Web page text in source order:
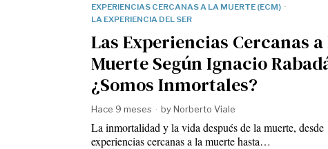
EXPERIENCIAS CERCANAS A LA MUERTE (ECM) ·
LA EXPERIENCIA DEL SER
Las Experiencias Cercanas a
Muerte Según Ignacio
¿Somos Inmortales?
Hace 9 meses byNorberto Viale
La inmortalidad y la vida después de la muerte, desde
experiencias cercanas a la muerte hasta…